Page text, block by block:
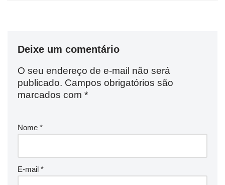
Deixe um comentário
O seu endereço de e-mail não será
publicado. Campos obrigatórios são
marcados com *
Nome *
E-mail *